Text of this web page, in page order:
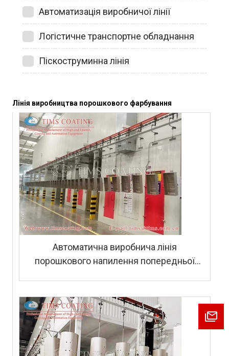
Автоматизація виробничої лінії
Логістичне транспортне обладнання
Піскоструминна лінія
Лінія виробництва порошкового фарбування
Автоматична виробнича лінія
порошкового напилення попередньої